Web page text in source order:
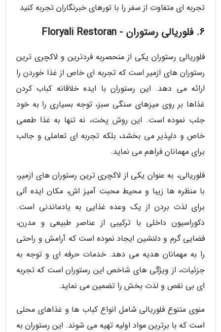
تجربه ای متفاوت از سفر را با تورهای خبرنگاران تجربه کنید
6. فلوریالی رستوران - Floryali Restoran
فلوریالی رستوران یکی از منحصربه فردترین و لاکچری ترین
رستوران های ازمیر است که تجربه ای خاص از غذا خوردن را
ارائه می دهد. این رستوران با ایده خلاقانه کباب کردن
غذاها بر روی میزهای سنگی سبز، توجه بسیاری را به خود
جلب نموده است. این روش پخت، نه تنها به غذا طعمی
خاص و دلپذیر می بخشد، بلکه تجربه ای تعاملی و جالب
برای مهمانان فراهم می نماید.
فلوریالی، به عنوان یکی از لاکچری ترین رستوران های ازمیر،
با منظره ها زیبا و محیط محبت آمیز اش، مکان ایده آلی
برای لذت بردن از یک وعده غذایی به یادماندنی است.
دکوراسیون داخلی با ترکیبی از عناصر طبیعی و مدرن،
فضایی گرم و دلنشین ایجاد نموده است که آرامش و راحتی
را به مهمانان هدیه می دهد. خدمات حرفه ای و توجه به
جزئیات، از ویژگی های شاخص این رستوران است که تجربه
ای بی نقص و لذت بخش را تضمین می نماید.
منوی متنوع فلوریالی شامل انواع کباب ها و غذاهای محلی
است که با برترین مواد اولیه تهیه می شوند. این رستوران به